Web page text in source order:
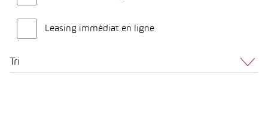
Leasing immédiat en ligne
Tri